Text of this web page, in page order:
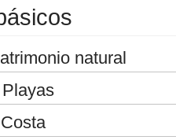
natural
Playas
Costa